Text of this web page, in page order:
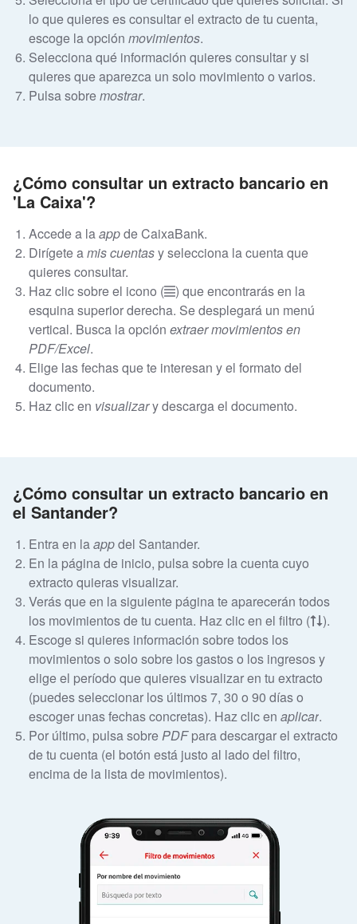
lo que quieres es consultar el extracto de tu cuenta,
escoge la opción movimientos.
Selecciona qué información quieres consultar y si
quieres que aparezca un solo movimiento o varios.
Pulsa sobremostrar.
¿Cómo consultar un extracto bancario en
'La Caixa'?
Accede a laappde CaixaBank.
Dirígete amis cuentasy selecciona la cuenta que
quieres consultar.
Haz clic sobre el icono (
) que encontrarás en la
esquina superior derecha. Se desplegará un menú
vertical. Busca la opción extraer movimientos en
PDF/Excel.
Elige las fechas que te interesan y el formato del
documento.
Haz clic en visualizary descarga el documento.
¿Cómo consultar un extracto bancario en
el Santander?
Entra en la appdel Santander.
En la página de inicio, pulsa sobre la cuenta cuyo
extracto quieras visualizar.
Verás que en la siguiente página te aparecerán todos
los movimientos de tu cuenta. Haz clic en el filtro (
).
Escoge si quieres información sobre todos los
movimientos o solo sobre los gastos o los ingresos y
elige el período que quieres visualizar en tu extracto
(puedes seleccionar los últimos 7, 30 o 90 días o
escoger unas fechas concretas). Haz clic en aplicar.
Por último, pulsa sobre PDFpara descargar el extracto
de tu cuenta (el botón está justo al lado del filtro,
encima de la lista de movimientos).